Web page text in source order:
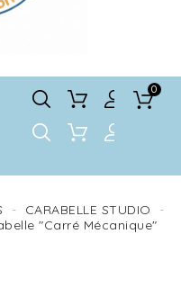
0
CARABELLE STUDIO
"Carré Mécanique"